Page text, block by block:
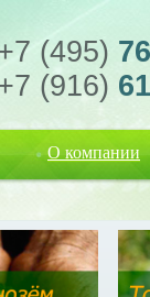
(495)
(916)
О компании